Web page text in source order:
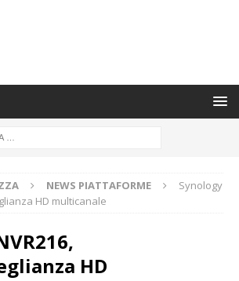
NEWS PIATTAFORME
Synology
HD multicanale
HD